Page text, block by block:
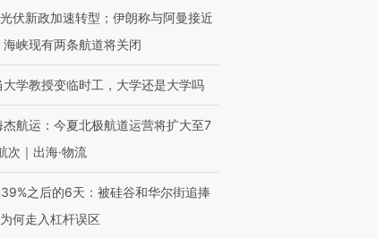
伏新政加速转型；伊朗称与阿曼接近
峡现有两条航道将关闭
大学教授变临时工，大学还是大学吗
杰航运：今夏北极航道运营将扩大至7
次｜出海·物流
之后的6天：被硅谷和华尔街追捧
何走入杠杆误区